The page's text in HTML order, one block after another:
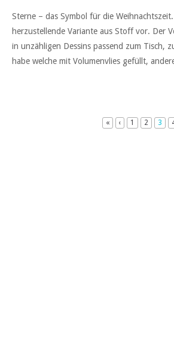
Sterne – das Symbol für die
herzustellende Variante aus Stoff vor. Der
in unzähligen Dessins passend zum Tisch,
habe welche mit Volumenvlies gefüllt,
« ‹ 1 2 3